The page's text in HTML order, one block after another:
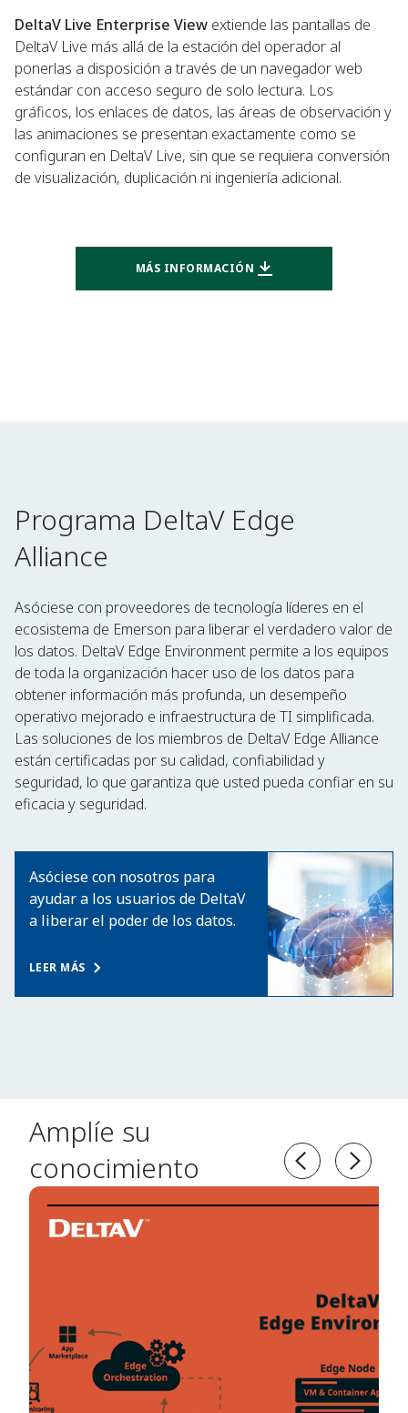
DeltaV Live Enterprise View extiende las pantallas de
DeltaV Live más allá de la estación del operador al
ponerlas a disposición a través de un navegador web
estándar con acceso seguro de solo lectura. Los
gráficos, los enlaces de datos, las áreas de observación y
las animaciones se presentan exactamente como se
configuran en DeltaV Live, sin que se requiera conversión
de visualización, duplicación ni ingeniería adicional.
MÁS INFORMACIÓN
Programa DeltaV Edge
Alliance
Asóciese con proveedores de tecnología líderes en el
ecosistema de Emerson para liberar el verdadero valor de
los datos. DeltaV Edge Environment permite a los equipos
de toda la organización hacer uso de los datos para
obtener información más profunda, un desempeño
operativo mejorado e infraestructura de TI simplificada.
Las soluciones de los miembros de DeltaV Edge Alliance
están certificadas por su calidad, confiabilidad y
seguridad, lo que garantiza que usted pueda confiar en su
eficacia y seguridad.
Asóciese con nosotros para
ayudar a los usuarios de DeltaV
a liberar el poder de los datos.
LEER MÁS
Amplíe su
conocimiento